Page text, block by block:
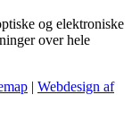
og elektroniske
over hele
| Webdesign af